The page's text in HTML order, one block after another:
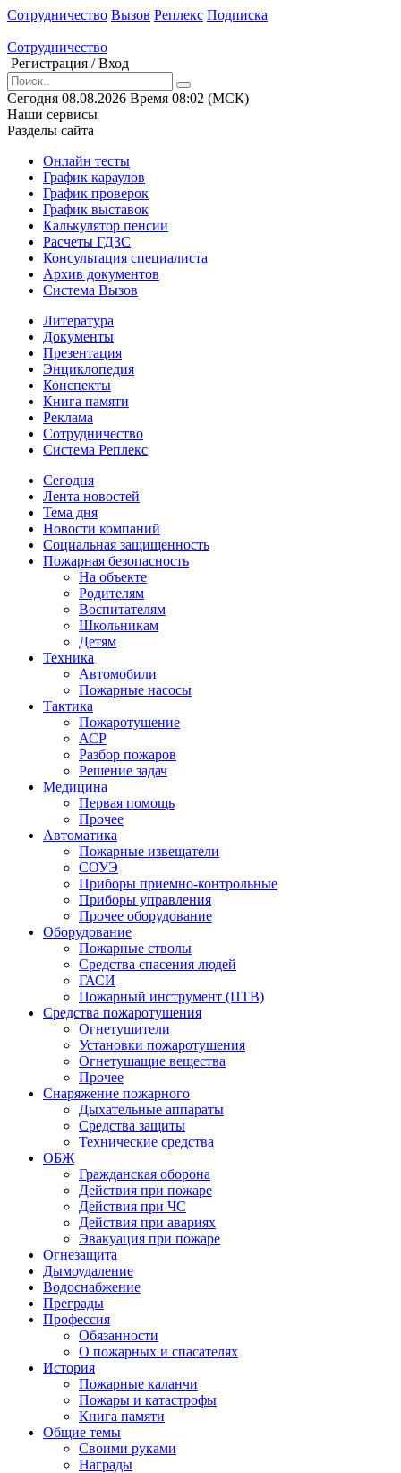
Сотрудничество Вызов Реплекс Подписка
Сотрудничество
Регистрация /Вход
Сегодня 08.08.2026 Время 08:02 (МСК)
Наши сервисы
Разделы сайта
Онлайн тесты
График караулов
График проверок
График выставок
Калькулятор пенсии
Расчеты ГДЗС
Консультация специалиста
Архив документов
Система Вызов
Литература
Документы
Презентация
Энциклопедия
Конспекты
Книга памяти
Реклама
Сотрудничество
Система Реплекс
Сегодня
Лента новостей
Тема дня
Новости компаний
Социальная защищенность
Пожарная безопасность
На объекте
Родителям
Воспитателям
Школьникам
Детям
Техника
Автомобили
Пожарные насосы
Тактика
Пожаротушение
АСР
Разбор пожаров
Решение задач
Медицина
Первая помощь
Прочее
Автоматика
Пожарные извещатели
СОУЭ
Приборы приемно-контрольные
Приборы управления
Прочее оборудование
Оборудование
Пожарные стволы
Средства спасения людей
ГАСИ
Пожарный инструмент (ПТВ)
Средства пожаротушения
Огнетушители
Установки пожаротушения
Огнетушащие вещества
Прочее
Снаряжение пожарного
Дыхательные аппараты
Средства защиты
Технические средства
ОБЖ
Гражданская оборона
Действия при пожаре
Действия при ЧС
Действия при авариях
Эвакуация при пожаре
Огнезащита
Дымоудаление
Водоснабжение
Преграды
Профессия
Обязанности
О пожарных и спасателях
История
Пожарные каланчи
Пожары и катастрофы
Книга памяти
Общие темы
Своими руками
Награды